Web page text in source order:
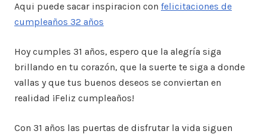
Aqui puede sacar inspiracion con felicitaciones de
cumpleaños 32 años
Hoy cumples 31 años, espero que la alegría siga
brillando en tu corazón, que la suerte te siga a donde
vallas y que tus buenos deseos se conviertan en
realidad ¡Feliz cumpleaños!
Con 31 años las puertas de disfrutar la vida siguen